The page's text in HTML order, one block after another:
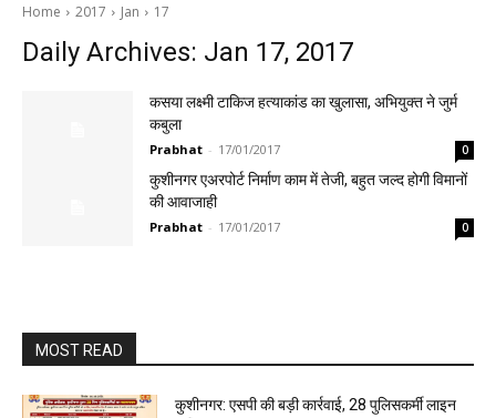
Home 2017 Jan 17
Daily Archives: Jan 17, 2017
कसया लक्ष्मी टाकिज हत्याकांड का खुलासा, अभियुक्त ने जुर्म
कबुला
Prabhat - 17/01/2017 0
कुशीनगर एअरपोर्ट निर्माण काम में तेजी, बहुत जल्द होगी विमानों
की आवाजाही
Prabhat - 17/01/2017 0
MOST READ
कुशीनगर: एसपी की बड़ी कार्रवाई, 28 पुलिसकर्मी लाइन